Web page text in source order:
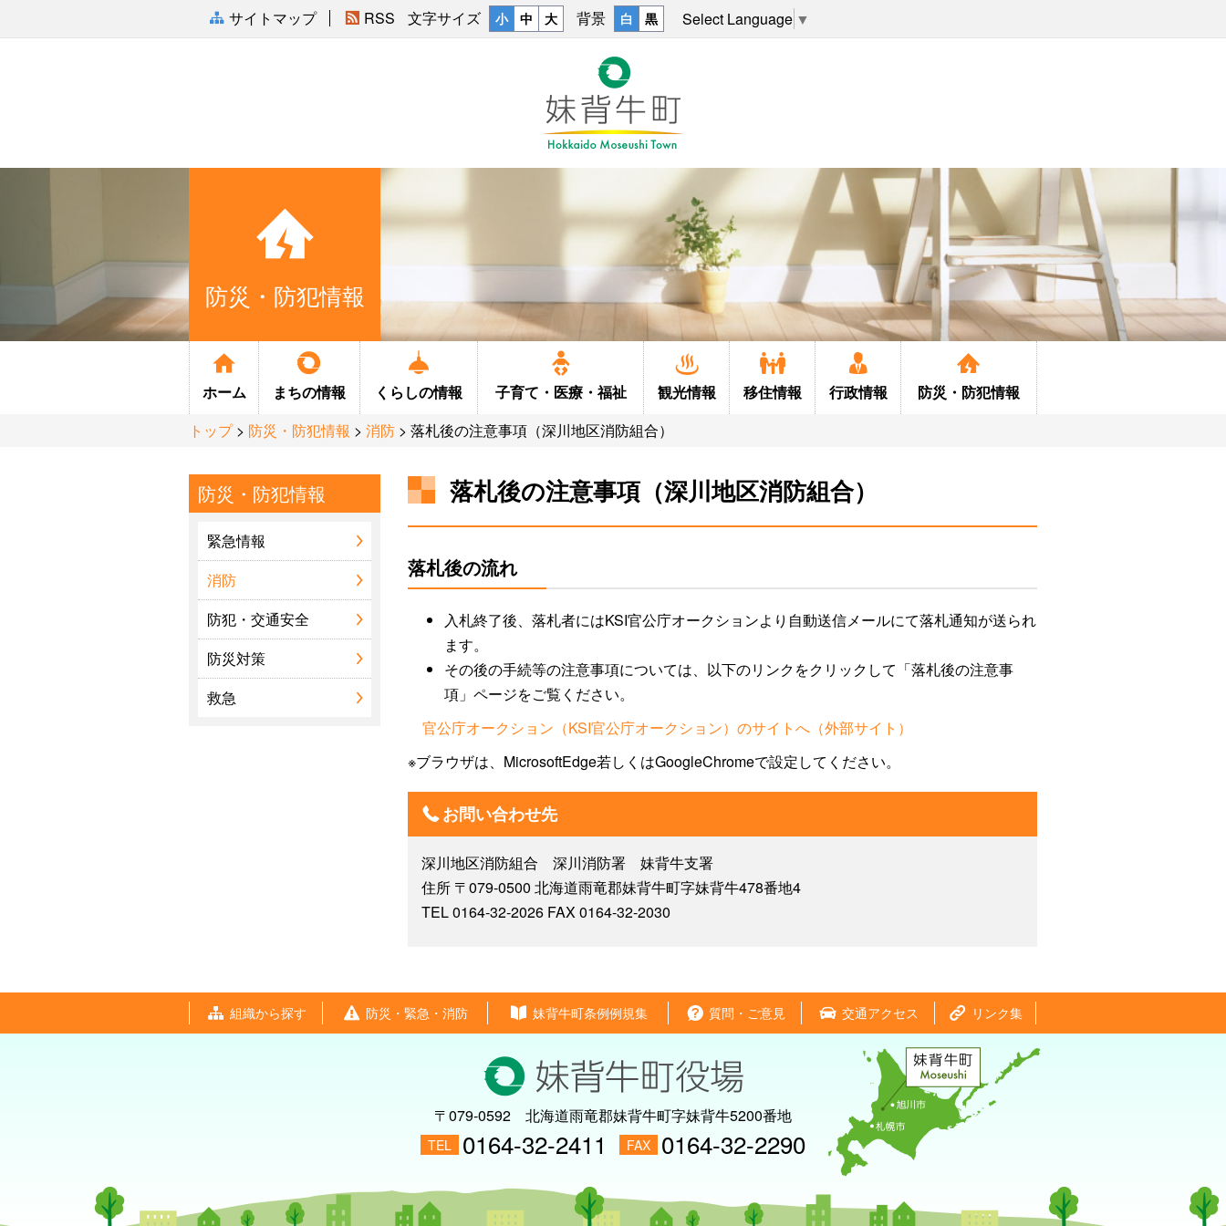
サイトマップ RSS 文字サイズ 小 中 大 背景 白 黒 Select Language ▼
防災・防犯情報
ホーム まちの情報
ふるさとマップ キャラクター 公園
ふるさと会
整備検討委員会
文化施設 スポーツ施設 サークル 農業・商工業
くらしの情報
戸籍 上下水道 年金
税金
町営住宅
栄養士がすすめる一品料
理
子育て・ 医療・福祉
結婚 子育て 医療
観光情報
観光情報 特産品
移住情報
移住・定住情報 定住対策
行政情報
各種計画書等関係
防災・ 防犯情報
緊急情報
トップ> 防災・防犯情報 > 消防 > 落札後の注意事項（深川地区消防組合）
落札後の注意事項（深川地区消防組合）
落札後の流れ
入札終了後、落札者にはKSI官公庁オークションより自動送信メールにて落札通知が送られ
ます。
その後の手続等の注意事項については、以下のリンクをクリックして「落札後の注意事
項」ページをご覧ください。
官公庁オークション（KSI官公庁オークション）のサイトへ（外部サイト）
※ブラウザは、MicrosoftEdge若しくはGoogleChromeで設定してください。
お問い合わせ先
深川地区消防組合 深川消防署 妹背牛支署
住所 〒079-0500 北海道雨竜郡妹背牛町字妹背牛478番地4
TEL 0164-32-2026 FAX 0164-32-2030
防災・防犯情報
緊急情報
消防
防犯・交通安全
防災対策
救急
組織から探す 防災・緊急・消防 妹背牛町条例例規集 質問・ご意見 交通アクセス リンク集
〒079-0592 北海道雨竜郡妹背牛町字妹背牛5200番地
TEL 0164-32-2411 FAX 0164-32-2290